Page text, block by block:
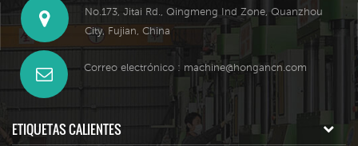
No.173, Jitai Rd., Qingmeng Ind Zone, Quanzhou
City, Fujian, China
Correo electrónico : machine@hongancn.com
ETIQUETAS CALIENTES